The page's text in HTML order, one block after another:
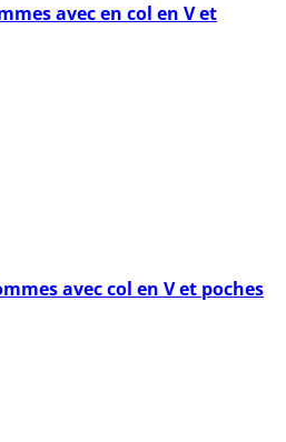
avec en col en V et
avec col en V et poches